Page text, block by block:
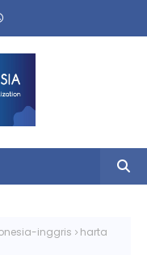
inggris
harta